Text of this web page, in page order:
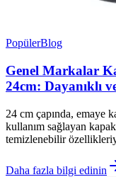
PopülerBlog
Genel Markalar
24cm: Dayanıklı
24 cm çapında, emaye
kullanım sağlayan
temizlenebilir
Daha fazla bilgi edinin